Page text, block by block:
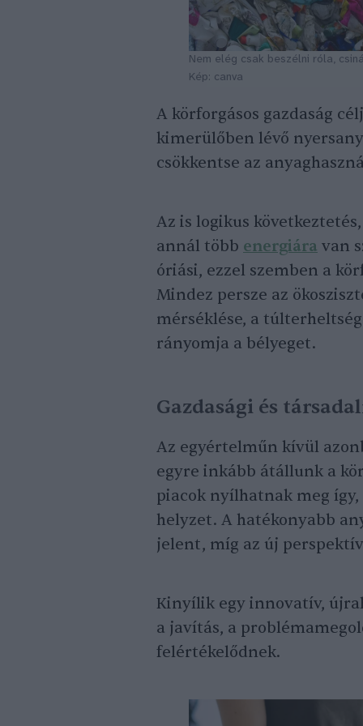
Nem elég csak beszélni róla,
Kép: canva
A körforgásos gazdaság
kimerülőben lévő
csökkentse az
Az is logikus
annál több energiára van
óriási, ezzel szemben a
Mindez persze az
mérséklése, a
rányomja a bélyeget.
Gazdasági és
Az egyértelműn kívül
egyre inkább átállunk a
piacok nyílhatnak meg
helyzet. A hatékonyabb
jelent, míg az új
Kinyílik egy innovatív,
a javítás, a
felértékelődnek.